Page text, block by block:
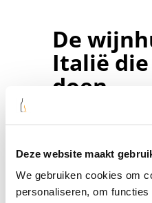
Deze website maakt
We gebruiken cookies om
personaliseren, om
De
Italië
doen
Toscaanse heuvels tot
vind je gepassioneerde
en vakmanschap
Flesjewijn.com hebben
van de beste wijnhuizen